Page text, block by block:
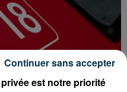
est notre priorité
Continuer sans accepter